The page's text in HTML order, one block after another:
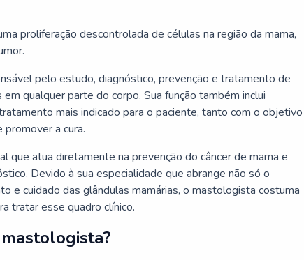
proliferação descontrolada de células na região da mama,
pelo estudo, diagnóstico, prevenção e tratamento de
qualquer parte do corpo. Sua função também inclui
mais indicado para o paciente, tanto com o objetivo
a cura.
que atua diretamente na prevenção do câncer de mama e
Devido à sua especialidade que abrange não só o
e cuidado das glândulas mamárias, o mastologista costuma
tratar esse quadro clínico.